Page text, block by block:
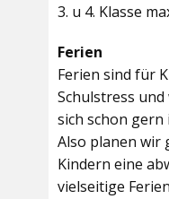
3. u 4. Klasse
Ferien
Ferien sind für
Schulstress
sich schon gern
Also planen wir
Kindern eine
vielseitige